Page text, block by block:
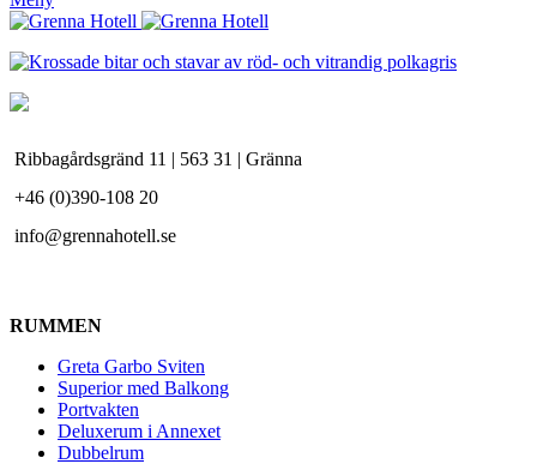
Ribbagårdsgränd 11 | 563 31 | Gränna
+46 (0)390-108 20
info@grennahotell.se
RUMMEN
Greta Garbo Sviten
Superior med Balkong
Portvakten
Deluxerum i Annexet
Dubbelrum